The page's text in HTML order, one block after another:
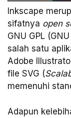
Inkscape
sifatnya open
GNU GPL (GNU
salah satu
Adobe
file SVG (
memenuhi
Adapun